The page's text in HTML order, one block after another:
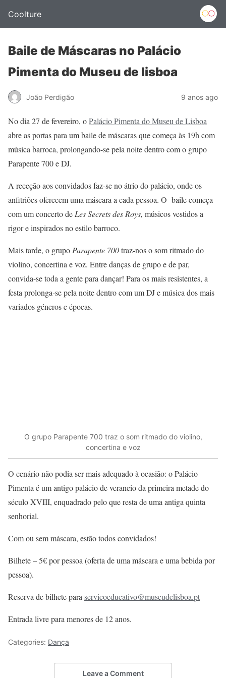
Coolture
Baile de Máscaras no Palácio
Pimenta do Museu de lisboa
João Perdigão 9 anos ago
No dia 27 de fevereiro, oPalácio Pimenta do Museu de Lisboa
abre as portas para um baile de máscaras que começa às 19h com
música barroca, prolongando-se pela noite dentro com o grupo
Parapente 700 e DJ.
A receção aos convidados faz-se no átrio do palácio, onde os
anfitriões oferecem uma máscara a cada pessoa. O baile começa
com um concerto de Les Secrets des Roys, músicos vestidos a
rigor e inspirados no estilo barroco.
Mais tarde, o grupo Parapente 700traz-nos o som ritmado do
violino, concertina e voz. Entre danças de grupo e de par,
convida-se toda a gente para dançar! Para os mais resistentes, a
festa prolonga-se pela noite dentro com um DJ e música dos mais
variados géneros e épocas.
O grupo Parapente 700 traz o som ritmado do violino,
concertina e voz
O cenário não podia ser mais adequado à ocasião: o Palácio
Pimenta é um antigo palácio de veraneio da primeira metade do
século XVIII, enquadrado pelo que resta de uma antiga quinta
senhorial.
Com ou sem máscara, estão todos convidados!
Bilhete – 5€ por pessoa (oferta de uma máscara e uma bebida por
pessoa).
Reserva de bilhete para servicoeducativo@museudelisboa.pt
Entrada livre para menores de 12 anos.
Categories: Dança
Leave a Comment